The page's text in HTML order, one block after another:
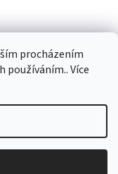
procházením
používáním.. Více
. Všechna práva